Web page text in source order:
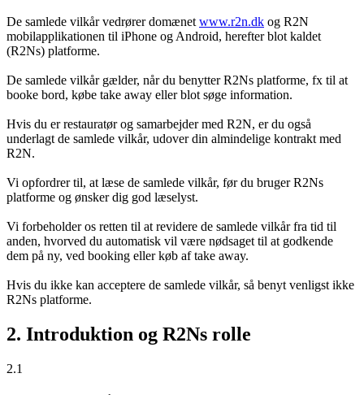
De samlede vilkår vedrører domænet www.r2n.dk og R2N
mobilapplikationen til iPhone og Android, herefter blot kaldet
(R2Ns) platforme.
De samlede vilkår gælder, når du benytter R2Ns platforme, fx til at
booke bord, købe take away eller blot søge information.
Hvis du er restauratør og samarbejder med R2N, er du også
underlagt de samlede vilkår, udover din almindelige kontrakt med
R2N.
Vi opfordrer til, at læse de samlede vilkår, før du bruger R2Ns
platforme og ønsker dig god læselyst.
Vi forbeholder os retten til at revidere de samlede vilkår fra tid til
anden, hvorved du automatisk vil være nødsaget til at godkende
dem på ny, ved booking eller køb af take away.
Hvis du ikke kan acceptere de samlede vilkår, så benyt venligst ikke
R2Ns platforme.
2. Introduktion og R2Ns rolle
2.1